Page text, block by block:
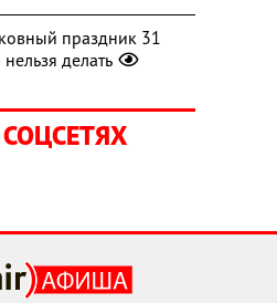
праздник 31
делать